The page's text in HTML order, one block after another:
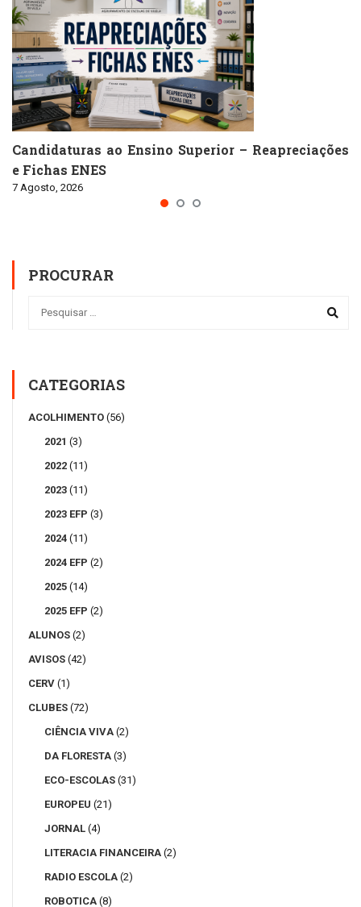
Candidaturas ao Ensino Superior – Reapreciações
e Fichas ENES
7 Agosto, 2026
PROCURAR
CATEGORIAS
ACOLHIMENTO (56)
2021 (3)
2022 (11)
2023 (11)
2023 EFP (3)
2024 (11)
2024 EFP (2)
2025 (14)
2025 EFP (2)
ALUNOS (2)
AVISOS (42)
CERV (1)
CLUBES (72)
CIÊNCIA VIVA (2)
DA FLORESTA (3)
ECO-ESCOLAS (31)
EUROPEU (21)
JORNAL (4)
LITERACIA FINANCEIRA (2)
RADIO ESCOLA (2)
ROBOTICA (8)